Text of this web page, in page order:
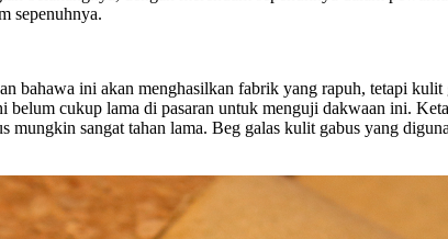
sepenuhnya.
bahawa ini akan menghasilkan fabrik yang rapuh, tetapi kulit
cukup lama di pasaran untuk menguji dakwaan ini.
sangat tahan lama. Beg galas kulit gabus yang